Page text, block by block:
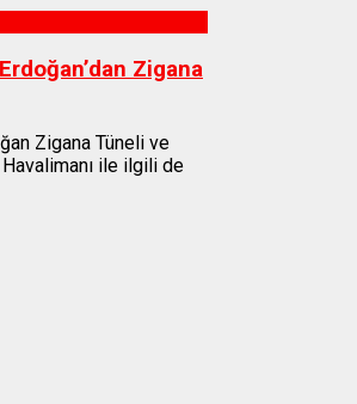
Zigana
Zigana Tüneli ve
ile ilgili de